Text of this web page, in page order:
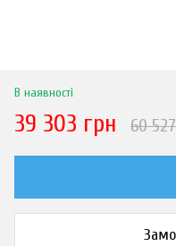
В наявності
39 303 грн 60